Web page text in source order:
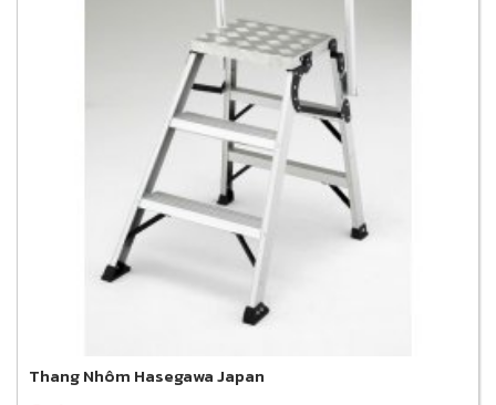
Thang Nhôm Hasegawa Japan